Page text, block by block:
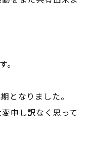
となりました。
申し訳なく思って